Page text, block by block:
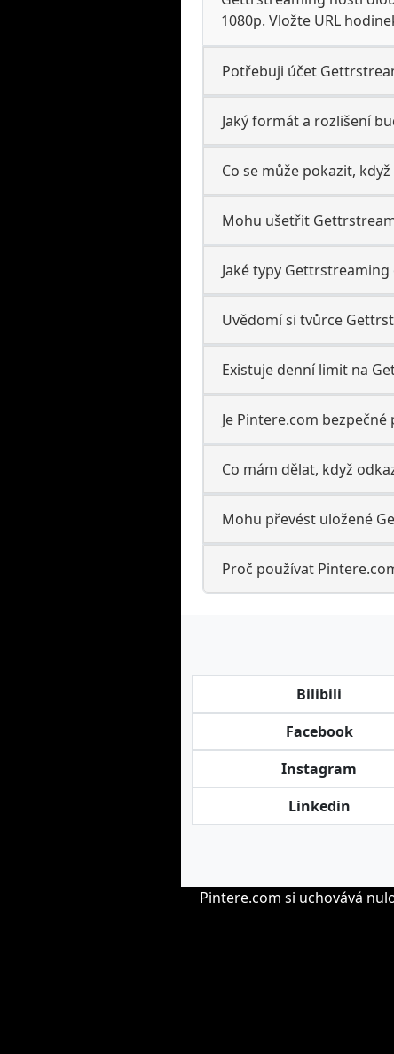
1080p. Vložte URL
Potřebuji účet
Jaký formát a rozlišení
Co se může pokazit,
Mohu ušetřit
Jaké typy
Uvědomí si tvůrce
Existuje denní limit na
Je Pintere.com
Co mám dělat, když
Mohu převést uložené
Proč používat
Bilibili
Facebook
Instagram
Linkedin
Pintere.com si uchovává